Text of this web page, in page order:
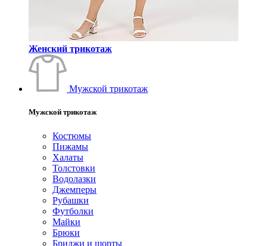
Женский трикотаж
Мужской трикотаж
Мужской трикотаж
Костюмы
Пижамы
Халаты
Толстовки
Водолазки
Джемперы
Рубашки
Футболки
Майки
Брюки
Бриджи и шорты